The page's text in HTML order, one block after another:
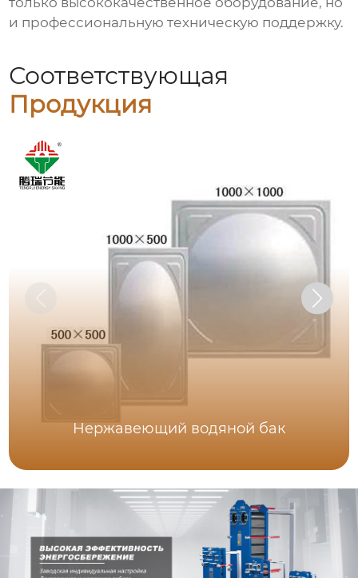
и профессиональную техническую поддержку.
Соответствующая
Продукция
Нержавеющий водяной бак